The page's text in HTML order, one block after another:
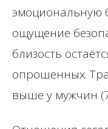
эмоциональную
ощущение
близость
опрошенных.
выше у мужчин